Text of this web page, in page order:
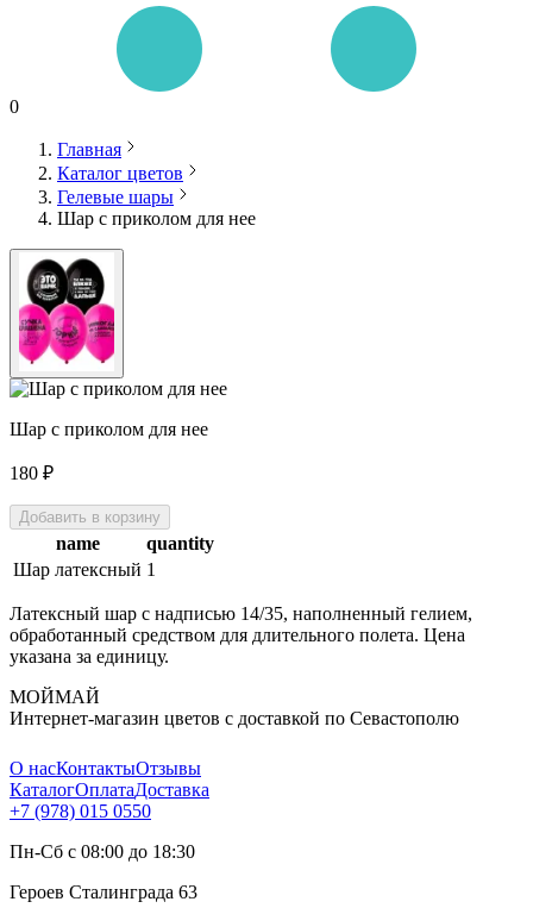
0
Главная
Каталог цветов
Гелевые шары
Шар с приколом для нее
Шар с приколом для нее
180 ₽
Добавить в корзину
name
quantity
Шар латексный 1
Латексный шар с надписью 14/35, наполненный гелием,
обработанный средством для длительного полета. Цена
указана за единицу.
МОЙМАЙ
Интернет-магазин цветов с доставкой по Севастополю
О насКонтактыОтзывы
КаталогОплатаДоставка
+7 (978) 015 0550
Пн-Сб с 08:00 до 18:30
Героев Сталинграда 63